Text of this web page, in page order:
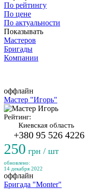
По рейтингу
По цене
По актуальности
Показывать
Мастеров
Бригады
Компании
оффлайн
Мастер "Игорь"
Рейтинг:
Киевская область
+380 95 526 4226
250 грн / шт
обновлено:
14 декабря 2022
оффлайн
Бригада "Monter"